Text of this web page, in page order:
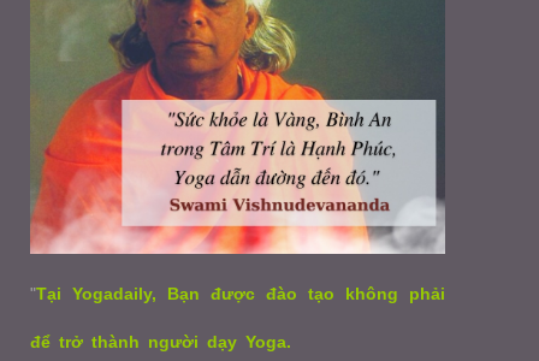
"Tại Yogadaily, Bạn được đào tạo không phải
để trở thành người dạy Yoga.